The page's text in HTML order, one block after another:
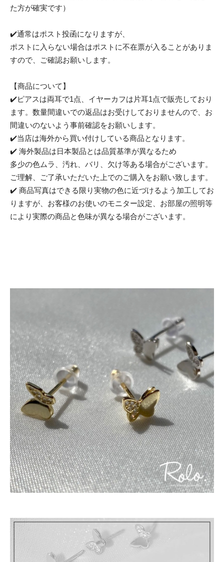
た方が確実です）
✔️通常はポスト投函になりますが、
ポストに入らない場合はポストに不在票が入ることがありま
すので、ご確認お願いします。
【商品について】
✔️ピアスは両耳で1点、イヤーカフは片耳1点で販売しており
ます。数量間違いでの返品はお受けしておりませんので、お
間違いのないよう事前確認をお願いします。
✔️当店は海外から買い付けしている商品となります。
✔️ 海外製品は日本製品とは品質基準が異なるため
多少の色ムラ、汚れ、バリ、欠け等ある場合がございます。
ご理解、ご了承いただいた上でのご購入をお願い致します。
✔️ 商品写真はできる限り実物の色に近づけるよう加工してお
りますが、お客様のお使いのモニター設定、お部屋の照明等
により実際の商品と色味が異なる場合がございます。